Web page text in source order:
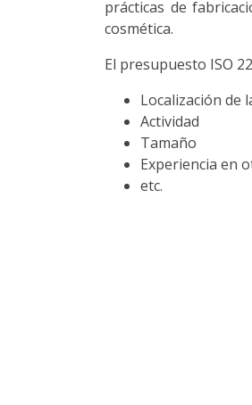
prácticas de
cosmética.
El presupuesto ISO
Localización de
Actividad
Tamaño
Experiencia en
etc.